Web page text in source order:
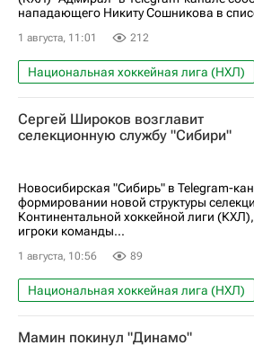
нападающего Никиту Сошникова в
1 августа, 11:01 212
Национальная хоккейная лига (НХЛ)
Спорт
Россия
Никита
Адмирал
Атлант
Салават Юлаев
Сергей Широков возглавит
селекционную службу "Сибири"
Новосибирская "Сибирь" в Telegram-
формировании новой структуры
Континентальной хоккейной лиги
игроки команды...
1 августа, 10:56 89
Национальная хоккейная лига (НХЛ)
Спорт
Сергей Широков
Сибирь
Авангард
Лада
Мамин покинул "Динамо"